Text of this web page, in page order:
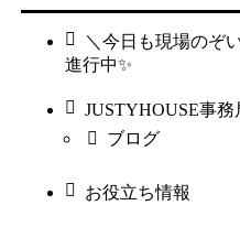
＼今日も現場のぞ
進行中✨
JUSTYHOUSE事務
ブログ
お役立ち情報